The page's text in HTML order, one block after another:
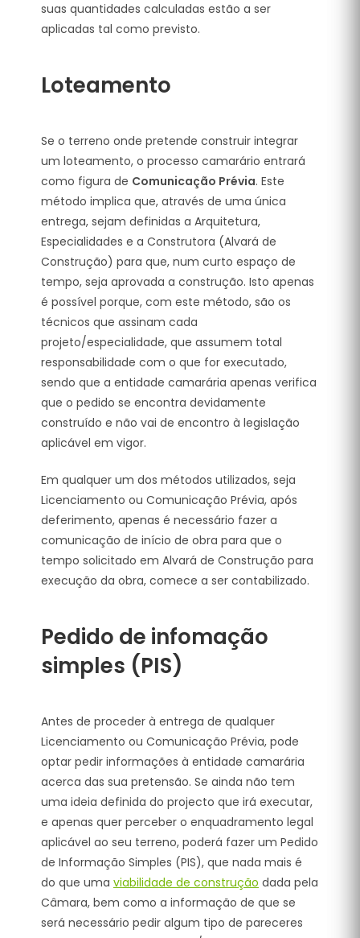
suas quantidades calculadas estão a ser
aplicadas tal como previsto.
Loteamento
Se o terreno onde pretende construir integrar
um loteamento, o processo camarário entrará
como figura de Comunicação Prévia. Este
método implica que, através de uma única
entrega, sejam definidas a Arquitetura,
Especialidades e a Construtora (Alvará de
Construção) para que, num curto espaço de
tempo, seja aprovada a construção. Isto apenas
é possível porque, com este método, são os
técnicos que assinam cada
projeto/especialidade, que assumem total
responsabilidade com o que for executado,
sendo que a entidade camarária apenas verifica
que o pedido se encontra devidamente
construído e não vai de encontro à legislação
aplicável em vigor.
Em qualquer um dos métodos utilizados, seja
Licenciamento ou Comunicação Prévia, após
deferimento, apenas é necessário fazer a
comunicação de início de obra para que o
tempo solicitado em Alvará de Construção para
execução da obra, comece a ser contabilizado.
Pedido de infomação
simples (PIS)
Antes de proceder à entrega de qualquer
Licenciamento ou Comunicação Prévia, pode
optar pedir informações à entidade camarária
acerca das sua pretensão. Se ainda não tem
uma ideia definida do projecto que irá executar,
e apenas quer perceber o enquadramento legal
aplicável ao seu terreno, poderá fazer um Pedido
de Informação Simples (PIS), que nada mais é
do que uma viabilidade de construção dada pela
Câmara, bem como a informação de que se
será necessário pedir algum tipo de pareceres